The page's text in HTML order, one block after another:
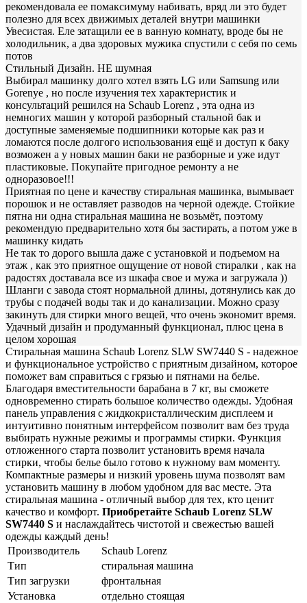
рекомендовала ее помаксимуму набивать, вряд ли это будет
полезно для всех движимых деталей внутри машинки
Увесистая. Еле затащили ее в ванную комнату, вроде бы не
холодильник, а два здоровых мужика спустили с себя по семь
потов
Стильный Дизайн. НЕ шумная
Выбирал машинку долго хотел взять LG или Samsung или
Gorenye , но после изучения тех характеристик и
консультаций решился на Schaub Lorenz , эта одна из
немногих машин у которой разборный стальной бак и
доступные заменяемые подшипники которые как раз и
ломаются после долгого использования ещё и доступ к баку
возможен а у новых машин баки не разборные и уже идут
пластиковые. Покупайте пригодное ремонту а не
одноразовое!!!
Приятная по цене и качеству стиральная машинка, вымывает
порошок и не оставляет разводов на черной одежде. Стойкие
пятна ни одна стиральная машина не возьмёт, поэтому
рекомендую предварительно хотя бы застирать, а потом уже в
машинку кидать
Не так то дорого вышла даже с установкой и подъемом на
этаж , как это приятное ощущение от новой стиралки , как на
радостях доставала все из шкафа свое и мужа и загружала ))
Шланги с завода стоят нормальной длины, дотянулись как до
трубы с подачей воды так и до канализации. Можно сразу
закинуть для стирки много вещей, что очень экономит время.
Удачный дизайн и продуманный функционал, плюс цена в
целом хорошая
Стиральная машина Schaub Lorenz SLW SW7440 S - надежное
и функциональное устройство с приятным дизайном, которое
поможет вам справиться с грязью и пятнами на белье.
Благодаря вместительности барабана в 7 кг, вы сможете
одновременно стирать большое количество одежды. Удобная
панель управления с жидкокристаллическим дисплеем и
интуитивно понятным интерфейсом позволит вам без труда
выбирать нужные режимы и программы стирки. Функция
отложенного старта позволит установить время начала
стирки, чтобы белье было готово к нужному вам моменту.
Компактные размеры и низкий уровень шума позволят вам
установить машину в любом удобном для вас месте. Эта
стиральная машина - отличный выбор для тех, кто ценит
качество и комфорт. Приобретайте Schaub Lorenz SLW
SW7440 S и наслаждайтесь чистотой и свежестью вашей
одежды каждый день!
Производитель
Schaub Lorenz
Тип
стиральная машина
Тип загрузки
фронтальная
Установка
отдельно стоящая